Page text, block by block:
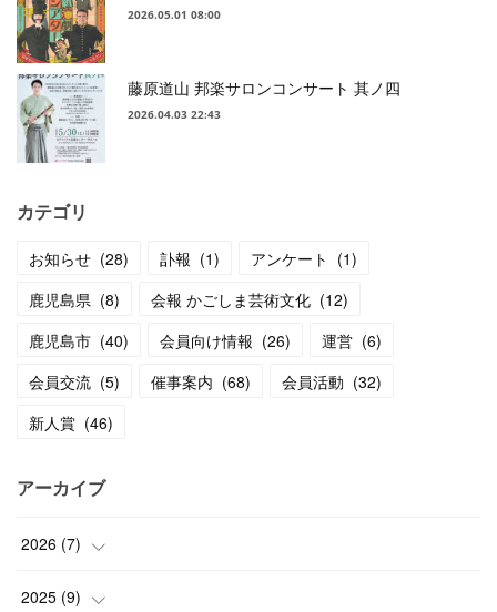
2026.05.01 08:00
藤原道山 邦楽サロンコンサート 其ノ四
2026.04.03 22:43
カテゴリ
お知らせ (28) 訃報 (1) アンケート (1)
鹿児島県 (8) 会報 かごしま芸術文化 (12)
鹿児島市 (40) 会員向け情報 (26) 運営 (6)
会員交流 (5) 催事案内 (68) 会員活動 (32)
新人賞 (46)
アーカイブ
2026 (7)
(1
2025 (9)